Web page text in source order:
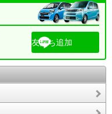
友だち追加